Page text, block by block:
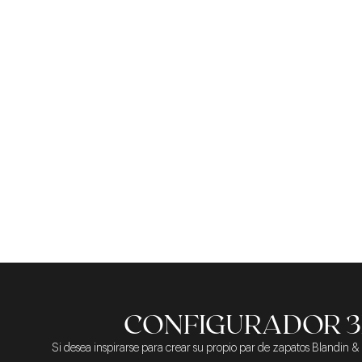
TÉCNICO
CONFIGURADOR
Si desea inspirarse para crear su propio par de zapatos Blandin